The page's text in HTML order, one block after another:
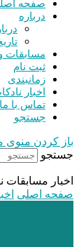
صفحه
درباره
مسابقات
ثبت نام
زمانبندی
اخبار
تماس با ما
جستجو
باز کردن منوی
جستجو
اخبار
صفحه اصلی